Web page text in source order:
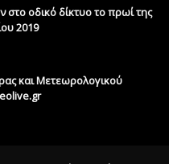
οδικό δίκτυο το πρωί της
2019
και Μετεωρολογικού